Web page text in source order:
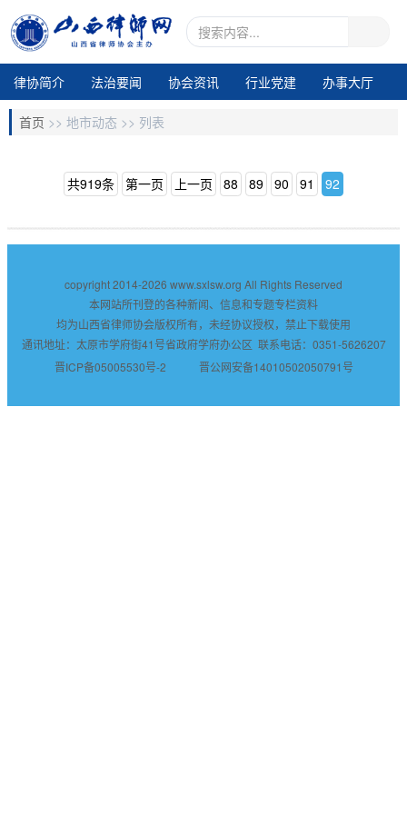
律协简介 法治要闻 协会资讯 行业党建
办事大厅
地市动态
业务交流
首页 >> 地市动态 >> 列表
共919条 第一页 上一页 88 89 90 91 92
copyright 2014-2026 www.sxlsw.org All Rights Reserved
本网站所刊登的各种新闻、信息和专题专栏资料
均为山西省律师协会版权所有，未经协议授权，禁止下载使用
通讯地址：太原市学府街41号省政府学府办公区 联系电话：0351-5626207
晋ICP备05005530号-2
晋公网安备14010502050791号